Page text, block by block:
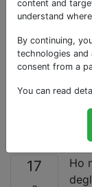
17
Ho
content and
understand
By continuing,
technologies
consent from a
You can read